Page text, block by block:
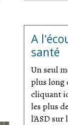
A
santé
Un seul
plus long
cliquant
les plus
l'ASD sur